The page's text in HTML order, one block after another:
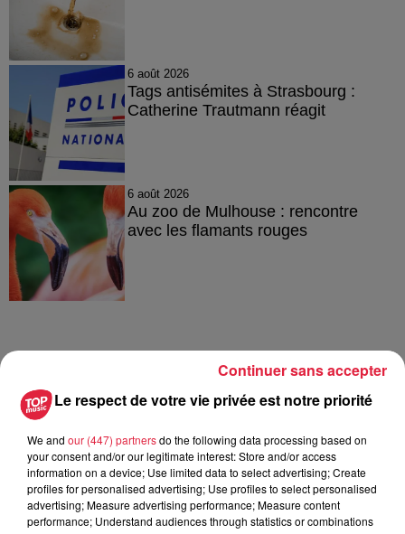
6 août 2026
Tags antisémites à Strasbourg :
Catherine Trautmann réagit
6 août 2026
Au zoo de Mulhouse : rencontre
avec les flamants rouges
À découvrir également
Le respect de votre vie privée est notre priorité
We and our (447) partnersdo the following data processing based on
your consent and/or our legitimate interest: Store and/or access
information on a device; Use limited data to select advertising; Create
profiles for personalised advertising; Use profiles to select personalised
advertising; Measure advertising performance; Measure content
performance; Understand audiences through statistics or combinations
Continuer sans accepter